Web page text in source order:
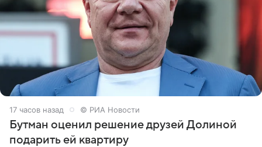
17 часов назад © РИА Новости
Бутман оценил решение друзей Долиной
подарить ей квартиру